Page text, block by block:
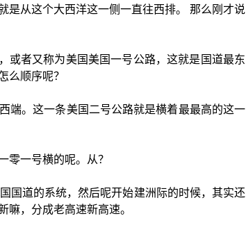
是从这个大西洋这一侧一直往西排。 那么刚才说
或者又称为美国美国一号公路，这就是国道最东
么顺序呢？
端。这一条美国二号公路就是横着最最高的这一
零一号横的呢。从？
国道的系统，然后呢开始建洲际的时候，其实还
嘛，分成老高速新高速。